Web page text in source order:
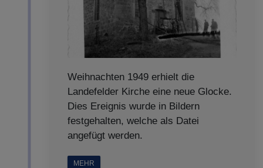
Weihnachten 1949 erhielt die
Landefelder Kirche eine neue Glocke.
Dies Ereignis wurde in Bildern
festgehalten, welche als Datei
angefügt werden.
MEHR